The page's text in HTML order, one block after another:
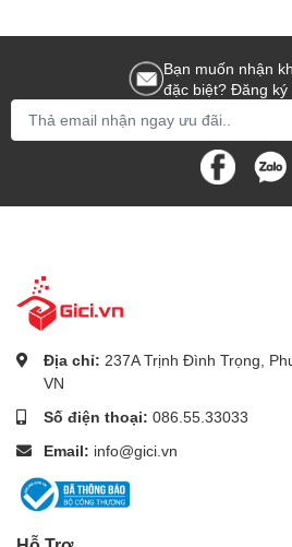
Bạn muốn nhận
đặc biệt? Đăng ký
Địa chỉ: 237A Trịnh Đình Trọng,
VN
Số điện thoại: 086.55.33033
Email: info@gici.vn